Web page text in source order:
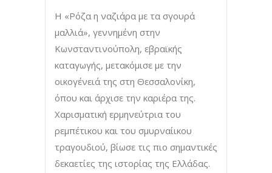
Η «Ρόζα η ναζιάρα με τα σγουρά
μαλλιά», γεννημένη στην
Κωνσταντινούπολη, εβραϊκής
καταγωγής, μετακόμισε με την
οικογένειά της στη Θεσσαλονίκη,
όπου και άρχισε την καριέρα της.
Χαρισματική ερμηνεύτρια του
ρεμπέτικου και του σμυρναίικου
τραγουδιού, βίωσε τις πιο σημαντικές
δεκαετίες της ιστορίας της Ελλάδας.